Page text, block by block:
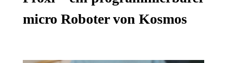
micro Roboter von Kosmos